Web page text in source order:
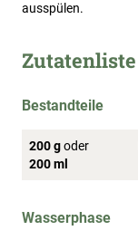
ausspülen.
Zutatenliste
Bestandteile
200 goder
200 ml
Wasserphase